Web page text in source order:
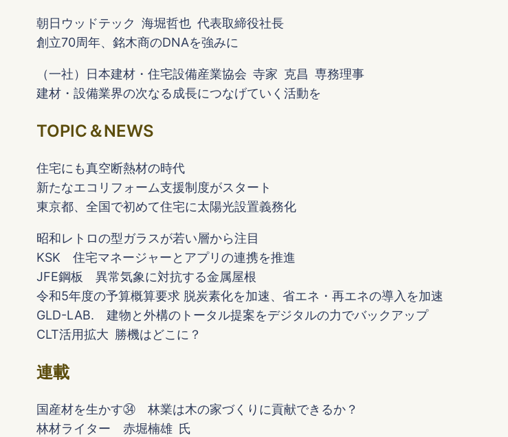
朝日ウッドテック 海堀哲也 代表取締役社長
創立70周年、銘木商のDNAを強みに
（一社）日本建材・住宅設備産業協会 寺家 克昌 専務理事
建材・設備業界の次なる成長につなげていく活動を
TOPIC＆NEWS
住宅にも真空断熱材の時代
新たなエコリフォーム支援制度がスタート
東京都、全国で初めて住宅に太陽光設置義務化
昭和レトロの型ガラスが若い層から注目
KSK 住宅マネージャーとアプリの連携を推進
JFE鋼板 異常気象に対抗する金属屋根
令和5年度の予算概算要求 脱炭素化を加速、省エネ・再エネの導入を加速
GLD-LAB. 建物と外構のトータル提案をデジタルの力でバックアップ
CLT活用拡大 勝機はどこに？
連載
国産材を生かす㉞ 林業は木の家づくりに貢献できるか？
林材ライター 赤堀楠雄 氏